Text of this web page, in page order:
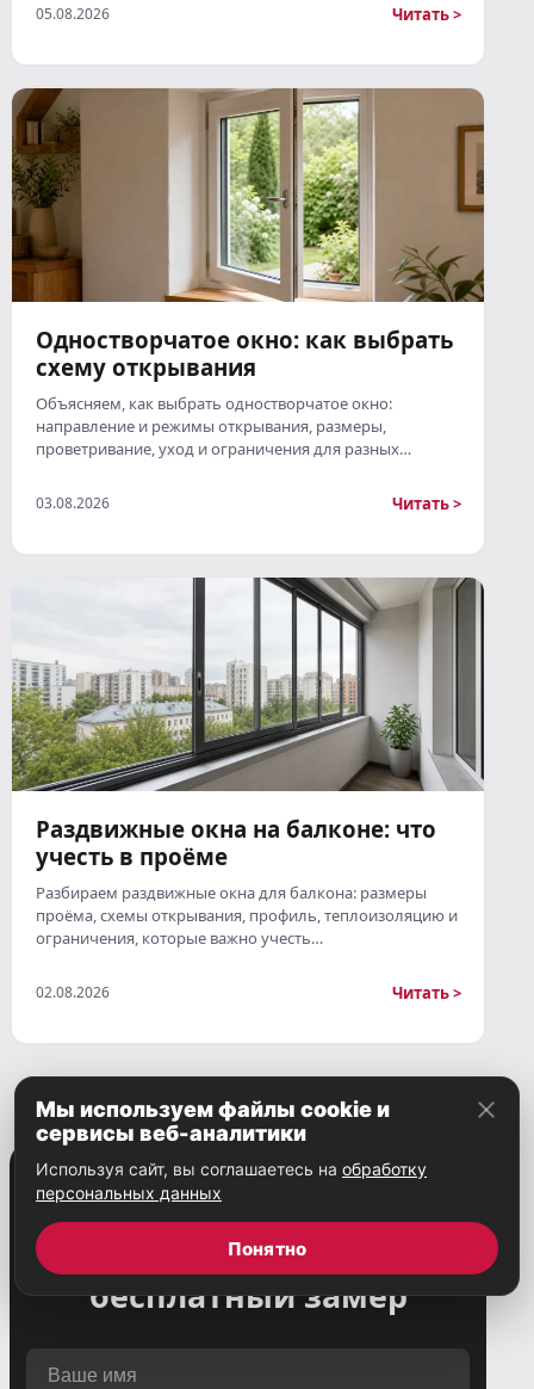
05.08.2026 Читать >
Одностворчатое окно: как выбрать
схему открывания
Объясняем, как выбрать одностворчатое окно:
направление и режимы открывания, размеры,
проветривание, уход и ограничения для разных…
03.08.2026 Читать >
Раздвижные окна на балконе: что
учесть в проёме
Разбираем раздвижные окна для балкона: размеры
проёма, схемы открывания, профиль, теплоизоляцию и
ограничения, которые важно учесть…
02.08.2026 Читать >
Запишитесь на
бесплатный замер
Мы используем файлы cookie и
сервисы веб-аналитики
Используя сайт, вы соглашаетесь на обработку
персональных данных
Понятно